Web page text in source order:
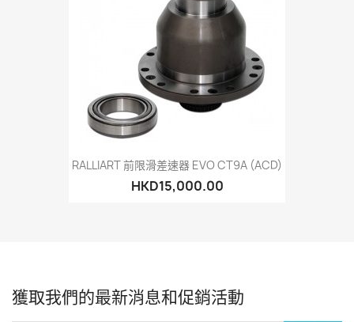
RALLIART 前限滑差速器 EVO CT9A (ACD)
HKD15,000.00
獲取我們的最新消息和促銷活動